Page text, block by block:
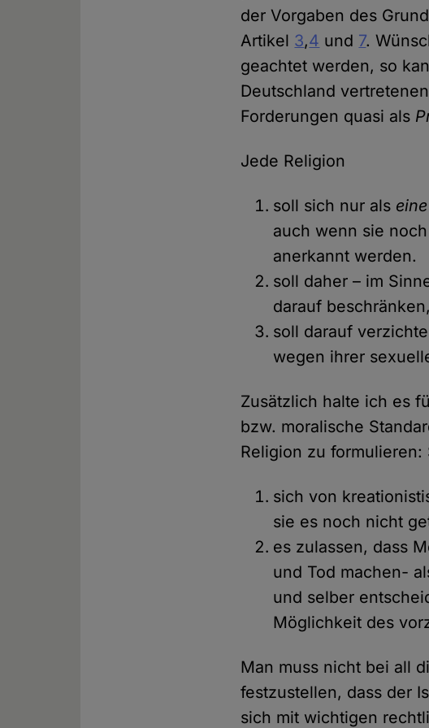
der Vorgaben des
Artikel 3,4 und 7.
geachtet werden, so
Deutschland
Forderungen quasi als
Jede Religion
soll sich nur als eine
auch wenn sie
anerkannt werden.
soll daher – im
darauf
soll darauf
wegen ihrer
Zusätzlich halte ich es
bzw. moralische
Religion zu formulieren:
sich von
sie es noch nicht
es zulassen, dass
und Tod machen-
und selber
Möglichkeit des
Man muss nicht bei all
festzustellen, dass der
sich mit wichtigen